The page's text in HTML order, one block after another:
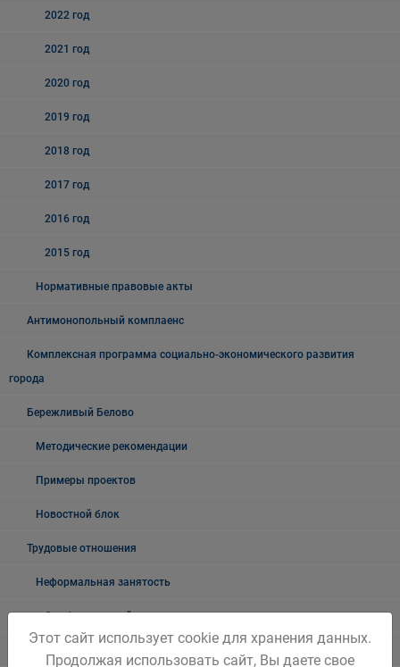
2022 год
2021 год
2020 год
2019 год
2018 год
2017 год
2016 год
2015 год
Нормативные правовые акты
Антимонопольный комплаенс
Комплексная программа социально-экономического развития
города
Бережливый Белово
Методические рекомендации
Примеры проектов
Новостной блок
Трудовые отношения
Неформальная занятость
О неформальной занятости: ролики, релизы
Этот сайт использует cookie для хранения данных.
Продолжая использовать сайт, Вы даете свое